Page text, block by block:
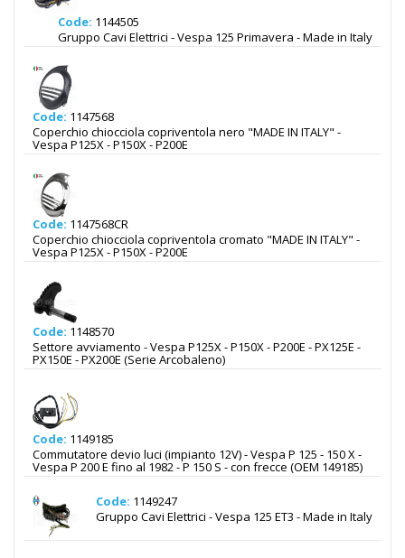
Code: 1144505
Gruppo Cavi Elettrici - Vespa 125 Primavera - Made in Italy
Code: 1147568
Coperchio chiocciola copriventola nero "MADE IN ITALY" -
Vespa P125X - P150X - P200E
Code: 1147568CR
Coperchio chiocciola copriventola cromato "MADE IN ITALY" -
Vespa P125X - P150X - P200E
Code: 1148570
Settore avviamento - Vespa P125X - P150X - P200E - PX125E -
PX150E - PX200E (Serie Arcobaleno)
Code: 1149185
Commutatore devio luci (impianto 12V) - Vespa P 125 - 150 X -
Vespa P 200 E fino al 1982 - P 150 S - con frecce (OEM 149185)
Code: 1149247
Gruppo Cavi Elettrici - Vespa 125 ET3 - Made in Italy